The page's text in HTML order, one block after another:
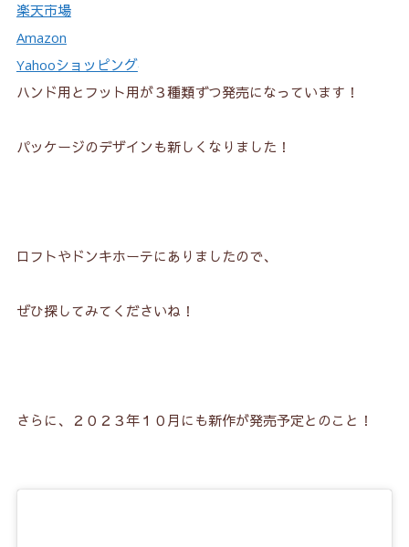
6. おすすめのデザインは？
6-2. 短い爪の方におすすめ！
楽天市場
Amazon
Yahooショッピング
ハンド用とフット用が３種類ずつ発売になっています！
パッケージのデザインも新しくなりました！
ロフトやドンキホーテにありましたので、
ぜひ探してみてくださいね！
さらに、２０２３年１０月にも新作が発売予定とのこと！